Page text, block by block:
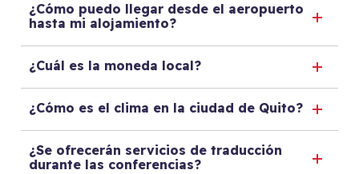
¿Cómo puedo llegar desde el aeropuerto
hasta mi alojamiento?
¿Cuál es la moneda local?
¿Cómo es el clima en la ciudad de Quito?
¿Se ofrecerán servicios de traducción
durante las conferencias?